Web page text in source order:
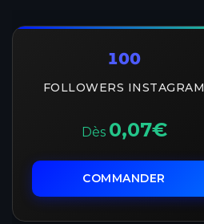
100
FOLLOWERS INSTAGRAM
Dès 0,07€
COMMANDER